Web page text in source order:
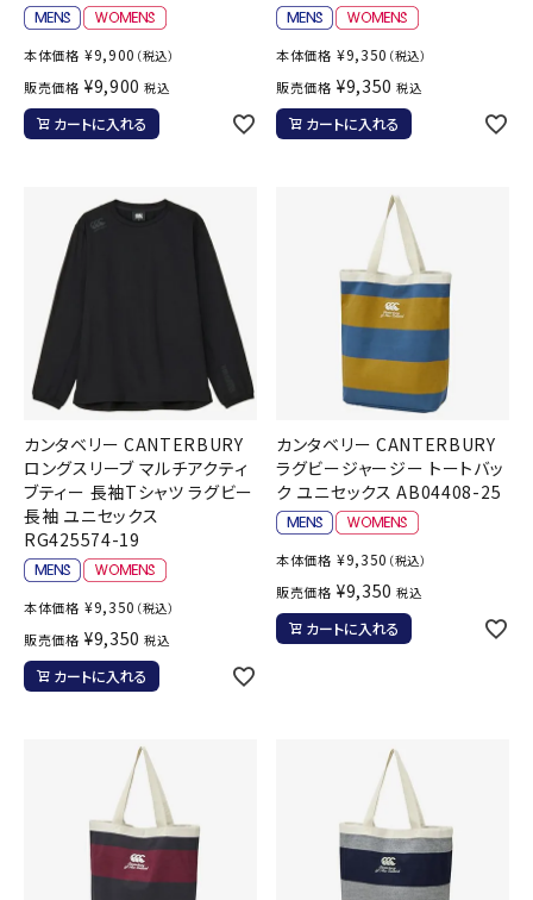
本体価格 ¥9,900 （税込）
販売価格 ¥9,900 税込
カートに入れる
本体価格 ¥9,350 （税込）
販売価格 ¥9,350 税込
カートに入れる
カンタベリー CANTERBURY
ロングスリーブ マルチアクティ
ブティー 長袖Tシャツ ラグビー
長袖 ユニセックス
RG425574-19
本体価格 ¥9,350 （税込）
販売価格 ¥9,350 税込
カートに入れる
カンタベリー CANTERBURY
ラグビージャージー トートバッ
ク ユニセックス AB04408-25
本体価格 ¥9,350 （税込）
販売価格 ¥9,350 税込
カートに入れる